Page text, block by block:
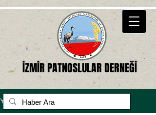
İZMİR PATNOSLULAR DERNEĞİ
Yazı